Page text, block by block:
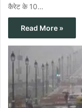
कैरेट के 10…
Read More »